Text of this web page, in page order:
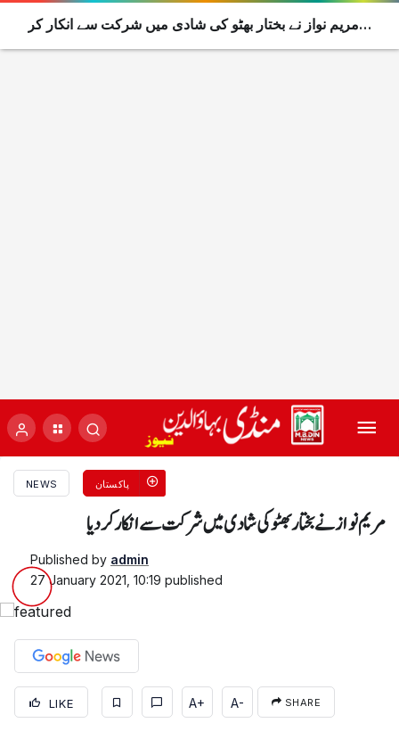
NEWS پاکستان
مریم نواز نے بختار بھٹو کی شادی میں شرکت سے انکار کر دیا
Published by admin
27 January 2021, 10:19 published
LIKE A+ A- SHARE
مریم نواز نے بختار بھٹو کی شادی میں شرکت سے انکار کر